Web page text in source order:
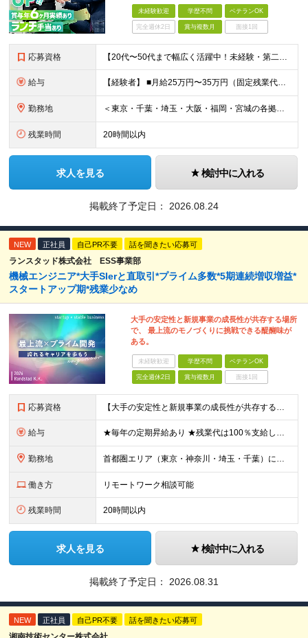
未経験歓迎 学歴不問 ベテランOK
完全週休2日 賞与複数月 面接1回
応募資格 【20代〜50代まで幅広く活躍中！未経験・第二新卒歓迎】 ◎学歴不問／普通自動車免許（AT限定可）をお持ちの方 ＼こんな方にぴったりです／ □ 機械いじりやコツコツ丁寧な作業が好き □ 頑張りが収入
給与 【経験者】 ■⽉給25万円〜35万円（固定残業代含む）＋等級⼿当＋インセンティブ＋賞与年2回（昨年度実績最⼤6カ⽉分） ※固定残業代は残業の有無に関わらず、⽉20時間分：3万4000円〜4万7500円
勤務地 ＜東京・千葉・埼⽟・⼤阪・福岡・宮城の各拠点＞ ※勤務地は希望を考慮して決定します ※直⾏直帰OK ※転勤は基本的にありませんが、希望次第で別拠点への異動も可 ※全拠点オフィス内禁煙 ■秋葉原オフ
残業時間 20時間以内
求人を見る 検討中に入れる
掲載終了予定日： 2026.08.24
NEW 正社員 自己PR不要 話を聞きたい応募可
ランスタッド株式会社 ESS事業部
機械エンジニア*大手SIerと直取引*プライム多数*5期連続増収増益*
スタートアップ期*残業少なめ
大手の安定性と新規事業の成長性が共存する場所
で、 最上流のモノづくりに挑戦できる醍醐味が
ある。
未経験歓迎 学歴不問 ベテランOK
完全週休2日 賞与複数月 面接1回
応募資格 【大手の安定性と新規事業の成長性が共存する場所で活躍しませんか？】 ●機械の設計、評価、開発いずれかの経験をお持ちの方(年数不問) ★「今より上流の仕事にチャレンジしたい」という方も、 「管理＜モノづ
給与 ★毎年の定期昇給あり ★残業代は100％支給します 月給30万円～73万円＋賞与年2回 ┗年収例：400万円～1000万円 ※経験・能力を考慮し規定により決定します ※試用期間6ヶ月あり（期間中の
勤務地 首都圏エリア（東京・神奈川・埼玉・千葉）にて勤務いただきます。 【東京本社】 東京都千代田区紀尾井町4-1 ニューオータニガーデンコート21F ※(変更の範囲)上記を除く当社関連勤務地
働き方 リモートワーク相談可能
残業時間 20時間以内
求人を見る 検討中に入れる
掲載終了予定日： 2026.08.31
NEW 正社員 自己PR不要 話を聞きたい応募可